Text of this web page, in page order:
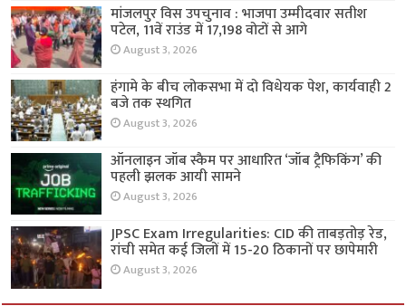
मांजलपुर विस उपचुनाव : भाजपा उम्मीदवार सतीश
पटेल, 11वें राउंड में 17,198 वोटों से आगे
August 3, 2026
हंगामे के बीच लोकसभा में दो विधेयक पेश, कार्यवाही 2
बजे तक स्थगित
August 3, 2026
ऑनलाइन जॉब स्कैम पर आधारित ‘जॉब ट्रैफिकिंग’ की
पहली झलक आयी सामने
August 3, 2026
JPSC Exam Irregularities: CID की ताबड़तोड़ रेड,
रांची समेत कई जिलों में 15-20 ठिकानों पर छापेमारी
August 3, 2026